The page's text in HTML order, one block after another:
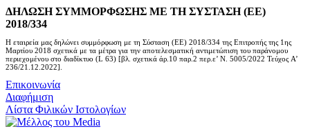
ΔΗΛΩΣΗ ΣΥΜΜΟΡΦΩΣΗΣ ΜΕ ΤΗ ΣΥΣΤΑΣΗ (ΕΕ)
2018/334
Η εταιρεία μας δηλώνει συμμόρφωση με τη Σύσταση (ΕΕ) 2018/334 της Επιτροπής της 1ης
Μαρτίου 2018 σχετικά με τα μέτρα για την αποτελεσματική αντιμετώπιση του παράνομου
περιεχομένου στο διαδίκτυο (L 63) [βλ. σχετικά άρ.10 παρ.2 περ.ε’ Ν. 5005/2022 Τεύχος A’
236/21.12.2022].
Επικοινωνία
Διαφήμιση
Λίστα Φιλικών Ιστολογίων